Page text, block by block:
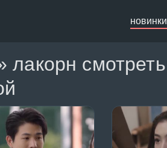
новинки
лакорн смотреть